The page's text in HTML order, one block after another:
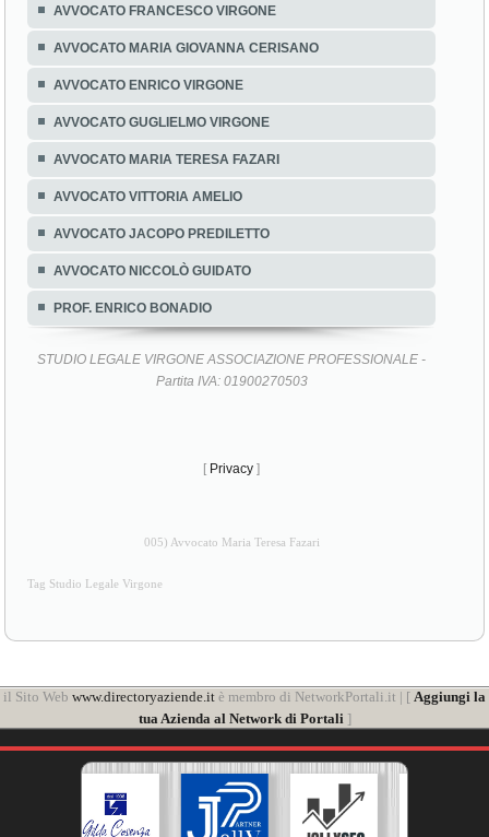
AVVOCATO FRANCESCO VIRGONE
AVVOCATO MARIA GIOVANNA CERISANO
AVVOCATO ENRICO VIRGONE
AVVOCATO GUGLIELMO VIRGONE
AVVOCATO MARIA TERESA FAZARI
AVVOCATO VITTORIA AMELIO
AVVOCATO JACOPO PREDILETTO
AVVOCATO NICCOLÒ GUIDATO
PROF. ENRICO BONADIO
STUDIO LEGALE VIRGONE ASSOCIAZIONE PROFESSIONALE -
Partita IVA: 01900270503
[ Privacy ]
005) Avvocato Maria Teresa Fazari
Tag Studio Legale Virgone
il Sito Web www.directoryaziende.it è membro di NetworkPortali.it | [ Aggiungi la
tua Azienda al Network di Portali ]